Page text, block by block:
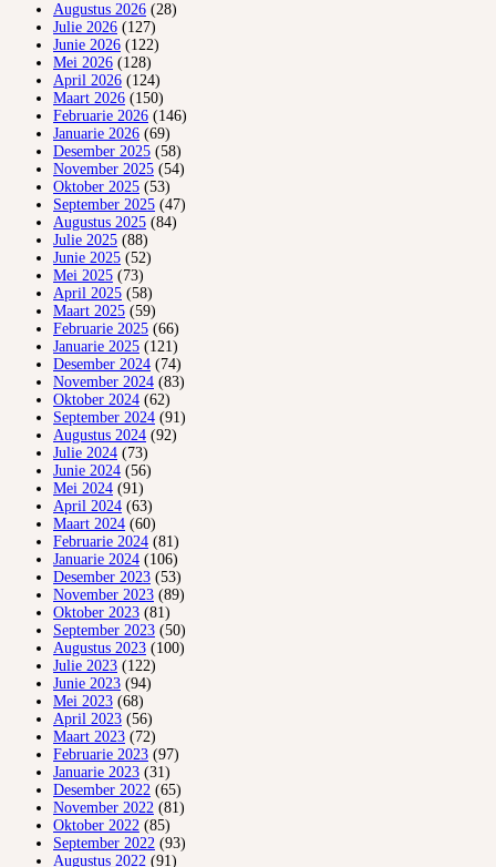
Augustus 2026 (28)
Julie 2026 (127)
Junie 2026 (122)
Mei 2026 (128)
April 2026 (124)
Maart 2026 (150)
Februarie 2026 (146)
Januarie 2026 (69)
Desember 2025 (58)
November 2025 (54)
Oktober 2025 (53)
September 2025 (47)
Augustus 2025 (84)
Julie 2025 (88)
Junie 2025 (52)
Mei 2025 (73)
April 2025 (58)
Maart 2025 (59)
Februarie 2025 (66)
Januarie 2025 (121)
Desember 2024 (74)
November 2024 (83)
Oktober 2024 (62)
September 2024 (91)
Augustus 2024 (92)
Julie 2024 (73)
Junie 2024 (56)
Mei 2024 (91)
April 2024 (63)
Maart 2024 (60)
Februarie 2024 (81)
Januarie 2024 (106)
Desember 2023 (53)
November 2023 (89)
Oktober 2023 (81)
September 2023 (50)
Augustus 2023 (100)
Julie 2023 (122)
Junie 2023 (94)
Mei 2023 (68)
April 2023 (56)
Maart 2023 (72)
Februarie 2023 (97)
Januarie 2023 (31)
Desember 2022 (65)
November 2022 (81)
Oktober 2022 (85)
September 2022 (93)
Augustus 2022 (91)